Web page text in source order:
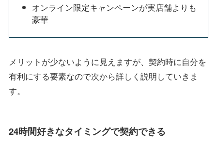
オンライン限定キャンペーンが実店舗よりも
豪華
メリットが少ないように見えますが、契約時に自分を
有利にする要素なので次から詳しく説明していきま
す。
24時間好きなタイミングで契約できる